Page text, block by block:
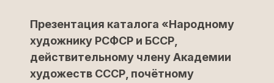
Презентация каталога «Народному
художнику РСФСР и БССР,
действительному члену Академии
художеств СССР, почётному